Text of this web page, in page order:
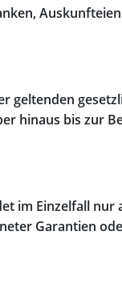
geltenden
hinaus bis zur
im Einzelfall nur
Garantien